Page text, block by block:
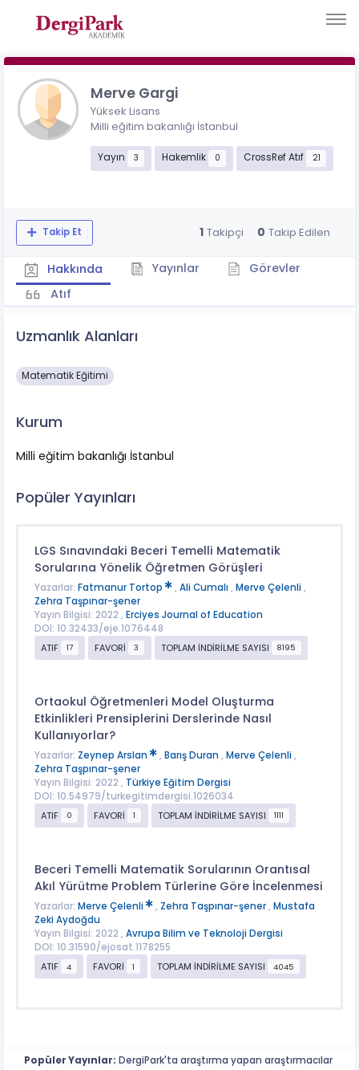
Merve Gargi
Yüksek Lisans
Milli eğitim bakanlığı İstanbul
Yayın 3 Hakemlik 0 CrossRef Atıf 21
Takip Et 1 Takipçi 0 Takip Edilen
Hakkında Yayınlar
Görevler
Atıf
Uzmanlık Alanları
Matematik Eğitimi
Kurum
Milli eğitim bakanlığı İstanbul
Popüler Yayınları
LGS Sınavındaki Beceri Temelli Matematik
Sorularına Yönelik Öğretmen Görüşleri
Yazarlar: Fatmanur Tortop , Ali Cumalı , Merve Çelenli ,
Zehra Taşpınar-şener
Yayın Bilgisi: 2022 , Erciyes Journal of Education
DOI: 10.32433/eje.1076448
ATIF
17 FAVORİ 3 TOPLAM İNDİRİLME SAYISI 8195
Ortaokul Öğretmenleri Model Oluşturma
Etkinlikleri Prensiplerini Derslerinde Nasıl
Kullanıyorlar?
Yazarlar: Zeynep Arslan , Barış Duran , Merve Çelenli ,
Zehra Taşpınar-şener
Yayın Bilgisi: 2022 , Türkiye Eğitim Dergisi
DOI: 10.54979/turkegitimdergisi.1026034
ATIF
0 FAVORİ 1 TOPLAM İNDİRİLME SAYISI 1111
Beceri Temelli Matematik Sorularının Orantısal
Akıl Yürütme Problem Türlerine Göre İncelenmesi
Yazarlar: Merve Çelenli , Zehra Taşpınar-şener, Mustafa
Zeki Aydoğdu
Yayın Bilgisi: 2022 , Avrupa Bilim ve Teknoloji Dergisi
DOI: 10.31590/ejosat.1178255
ATIF
4 FAVORİ 1 TOPLAM İNDİRİLME SAYISI 4045
Popüler Yayınlar: DergiPark'ta araştırma yapan araştırmacılar